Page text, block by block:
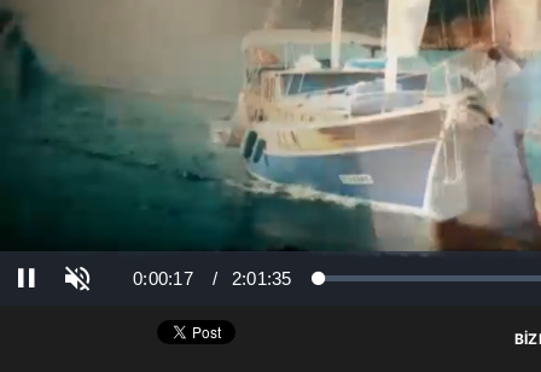
Duraklat
Süre
0:00:17 / Toplam Süre
2:01:35 Yüklendi: 0%
Yükleniyor: 0%